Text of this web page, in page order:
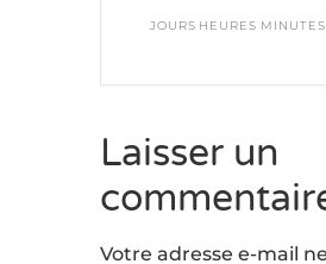
JOURS HEURES MINUTES
Laisser un
Votre adresse e-mail